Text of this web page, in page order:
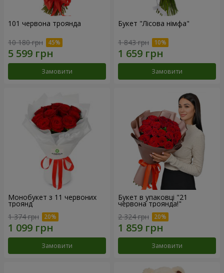
101 червона троянда
10 180 грн
Замовити
Букет "Лісова німфа"
1 843 грн
Замовити
Монобукет з 11 червоних
троянд
1 374 грн
Замовити
Букет в упаковці "21
червона троянда!"
2 324 грн
Замовити